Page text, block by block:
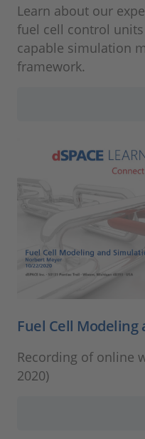
Learn about our
fuel cell control
capable simulation
framework.
Fuel Cell
Recording of online
2020)